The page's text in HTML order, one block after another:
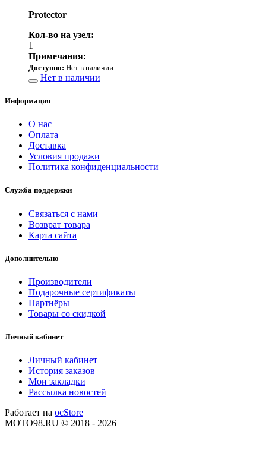
Protector
Кол-во на узел:
1
Примечания:
Доступно: Нет в наличии
Нет в наличии
Информация
О нас
Оплата
Доставка
Условия продажи
Политика конфиденциальности
Служба поддержки
Связаться с нами
Возврат товара
Карта сайта
Дополнительно
Производители
Подарочные сертификаты
Партнёры
Товары со скидкой
Личный кабинет
Личный кабинет
История заказов
Мои закладки
Рассылка новостей
Работает на ocStore
MOTO98.RU © 2018 - 2026